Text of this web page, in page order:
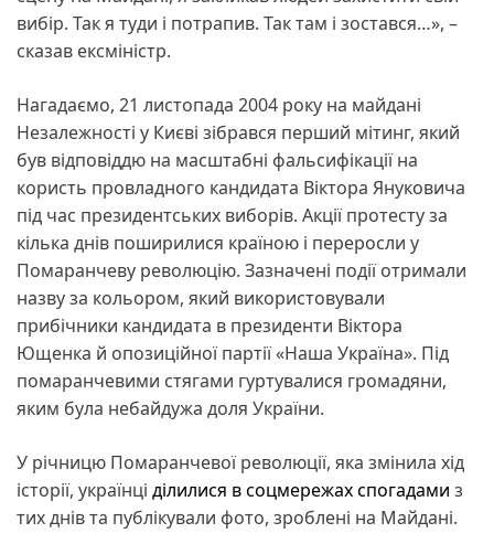
вибір. Так я туди і потрапив. Так там і зостався…», –
сказав ексміністр.
Нагадаємо, 21 листопада 2004 року на майдані
Незалежності у Києві зібрався перший мітинг, який
був відповіддю на масштабні фальсифікації на
користь провладного кандидата Віктора Януковича
під час президентських виборів. Акції протесту за
кілька днів поширилися країною і переросли у
Помаранчеву революцію. Зазначені події отримали
назву за кольором, який використовували
прибічники кандидата в президенти Віктора
Ющенка й опозиційної партії «Наша Україна». Під
помаранчевими стягами гуртувалися громадяни,
яким була небайдужа доля України.
У річницю Помаранчевої революції, яка змінила хід
історії, українці ділилися в соцмережах спогадами з
тих днів та публікували фото, зроблені на Майдані.